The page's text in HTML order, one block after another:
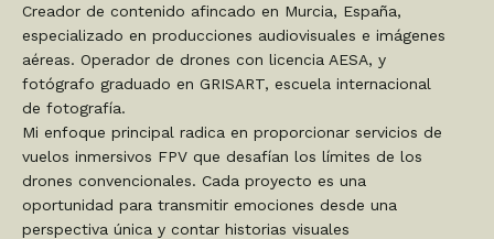
Creador de contenido afincado en Murcia, España,
especializado en producciones audiovisuales e imágenes
aéreas. Operador de drones con licencia AESA, y
fotógrafo graduado en GRISART, escuela internacional
de fotografía.
Mi enfoque principal radica en proporcionar servicios de
vuelos inmersivos FPV que desafían los límites de los
drones convencionales. Cada proyecto es una
oportunidad para transmitir emociones desde una
perspectiva única y contar historias visuales